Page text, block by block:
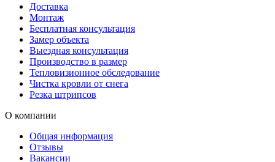
Доставка
Монтаж
Бесплатная консультация
Замер объекта
Выездная консультация
Производство в размер
Тепловизионное обследование
Чистка кровли от снега
Резка штрипсов
О компании
Общая информация
Отзывы
Вакансии